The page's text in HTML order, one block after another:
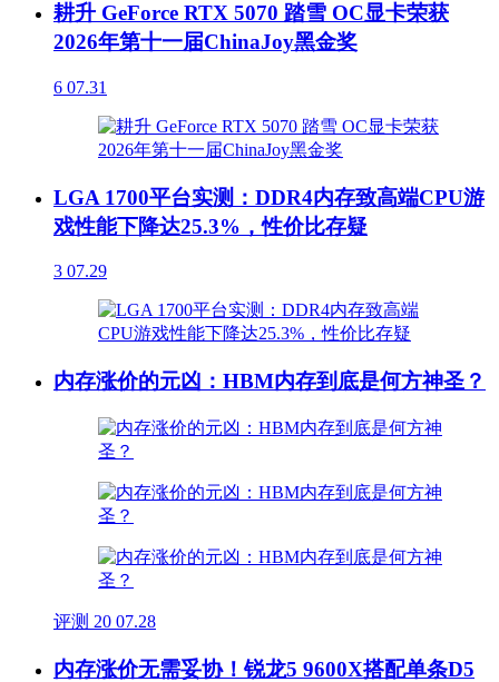
耕升 GeForce RTX 5070 踏雪 OC显卡荣获
2026年第十一届ChinaJoy黑金奖
6 07.31
LGA 1700平台实测：DDR4内存致高端CPU游
戏性能下降达25.3%，性价比存疑
3 07.29
内存涨价的元凶：HBM内存到底是何方神圣？
评测 20 07.28
内存涨价无需妥协！锐龙5 9600X搭配单条D5